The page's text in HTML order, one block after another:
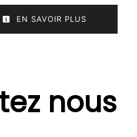
EN SAVOIR PLUS
nous